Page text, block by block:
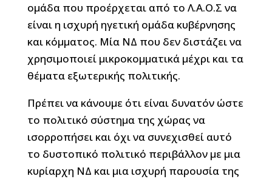
ομάδα που προέρχεται από το Λ.Α.Ο.Σ να
είναι η ισχυρή ηγετική ομάδα κυβέρνησης
και κόμματος. Μία ΝΔ που δεν διστάζει να
χρησιμοποιεί μικροκομματικά μέχρι και τα
θέματα εξωτερικής πολιτικής.
Πρέπει να κάνουμε ότι είναι δυνατόν ώστε
το πολιτικό σύστημα της χώρας να
ισορροπήσει και όχι να συνεχισθεί αυτό
το δυστοπικό πολιτικό περιβάλλον με μια
κυρίαρχη ΝΔ και μια ισχυρή παρουσία της